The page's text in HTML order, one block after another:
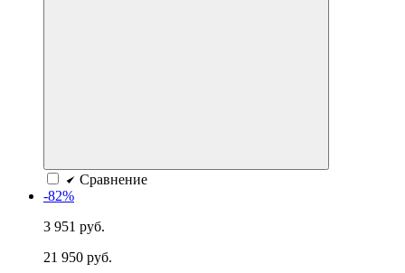
Сравнение
-82%
3 951 руб.
21 950 руб.